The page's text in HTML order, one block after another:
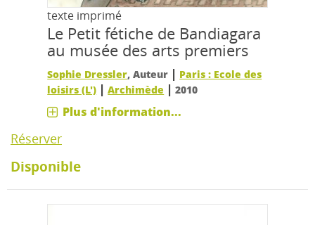
texte imprimé
Le Petit fétiche de Bandiagara
au musée des arts premiers
Sophie Dressler, Auteur | Paris : Ecole des
loisirs (L') |Archimède |2010
Plus d'information...
Réserver
Disponible